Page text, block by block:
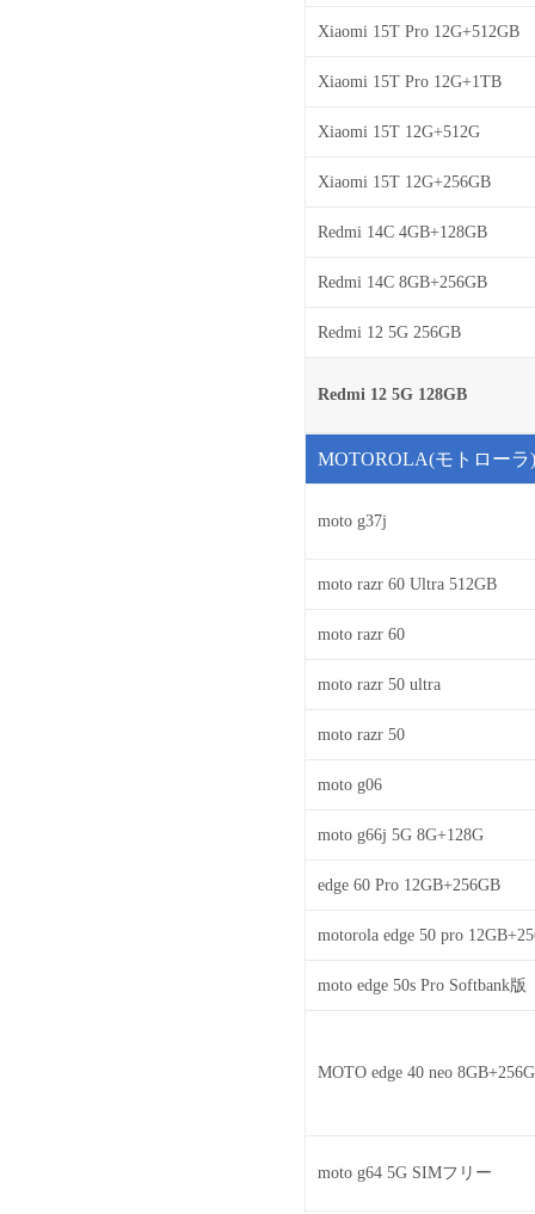
Xiaomi 15T Pro 12G+512GB
Xiaomi 15T Pro 12G+1TB
Xiaomi 15T 12G+512G
Xiaomi 15T 12G+256GB
Redmi 14C 4GB+128GB
Redmi 14C 8GB+256GB
Redmi 12 5G 256GB
Redmi 12 5G 128GB
MOTOROLA(モトローラ)
moto g37j
moto razr 60 Ultra 512GB
moto razr 60
moto razr 50 ultra
moto razr 50
moto g06
moto g66j 5G 8G+128G
edge 60 Pro 12GB+256GB
motorola edge 50 pro
moto edge 50s Pro Softbank版
MOTO edge 40 neo
moto g64 5G SIMフリー